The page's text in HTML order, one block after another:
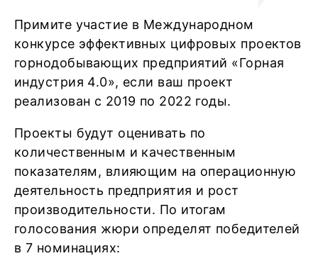
Примите участие в Международном
конкурсе эффективных цифровых проектов
горнодобывающих предприятий «Горная
индустрия 4.0», если ваш проект
реализован с 2019 по 2022 годы.
Проекты будут оценивать по
количественным и качественным
показателям, влияющим на операционную
деятельность предприятия и рост
производительности. По итогам
голосования жюри определят победителей
в 7 номинациях: